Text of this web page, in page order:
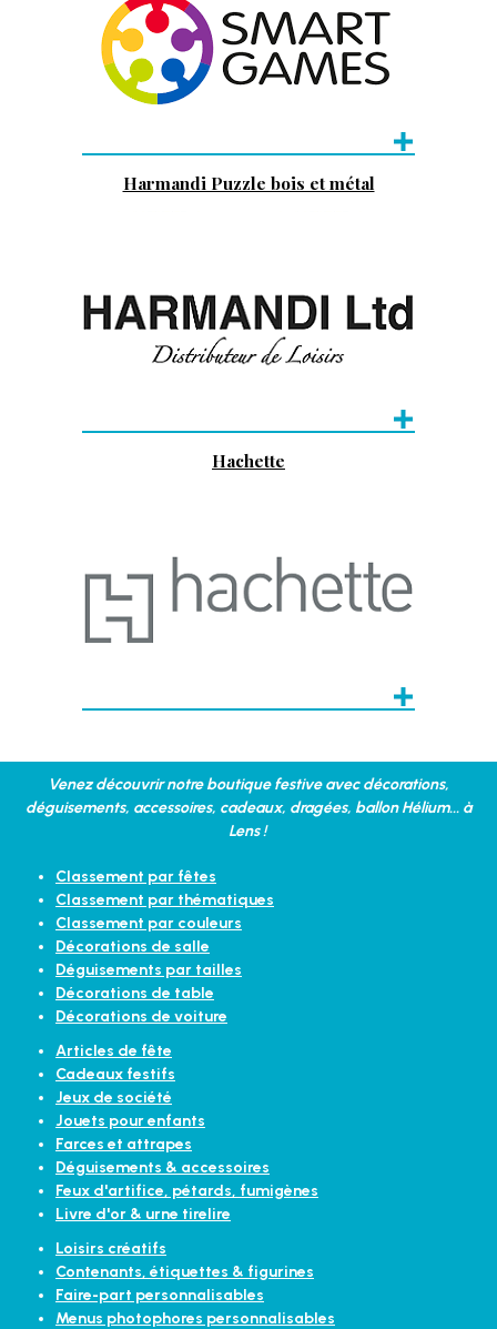
Harmandi Puzzle bois et métal
Hachette
Venez découvrir notre boutique festive avec décorations,
déguisements, accessoires, cadeaux, dragées, ballon Hélium... à
Lens !
Classement par fêtes
Classement par thématiques
Classement par couleurs
Décorations de salle
Déguisements par tailles
Décorations de table
Décorations de voiture
Articles de fête
Cadeaux festifs
Jeux de société
Jouets pour enfants
Farces et attrapes
Déguisements & accessoires
Feux d'artifice, pétards, fumigènes
Livre d'or & urne tirelire
Loisirs créatifs
Contenants, étiquettes & figurines
Faire-part personnalisables
Menus photophores personnalisables